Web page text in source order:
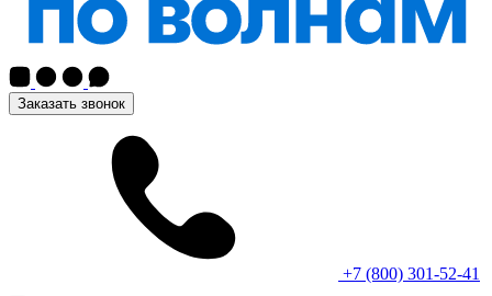
Заказать звонок
+7 (800) 301-52-41